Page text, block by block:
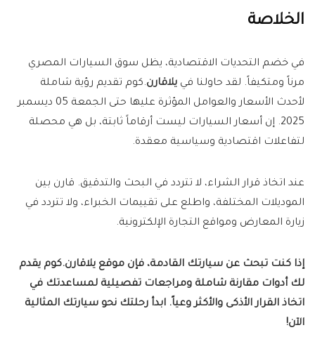
الخلاصة
في خضم التحديات الاقتصادية، يظل سوق السيارات المصري
مرناً ومتكيفاً. لقد حاولنا في يلاقارن.كوم تقديم رؤية شاملة
لأحدث الأسعار والعوامل المؤثرة عليها حتى الجمعة 05 ديسمبر
2025. إن أسعار السيارات ليست أرقاماً ثابتة، بل هي محصلة
لتفاعلات اقتصادية وسياسية معقدة.
عند اتخاذ قرار الشراء، لا تتردد في البحث والتدقيق. قارن بين
الموديلات المختلفة، واطلع على تقييمات الخبراء، ولا تتردد في
زيارة المعارض ومواقع التجارة الإلكترونية.
إذا كنت تبحث عن سيارتك القادمة، فإن موقع يلاقارن.كوم يقدم
لك أدوات مقارنة شاملة ومراجعات تفصيلية لمساعدتك في
اتخاذ القرار الأذكى والأكثر وعياً. ابدأ رحلتك نحو سيارتك المثالية
الآن!